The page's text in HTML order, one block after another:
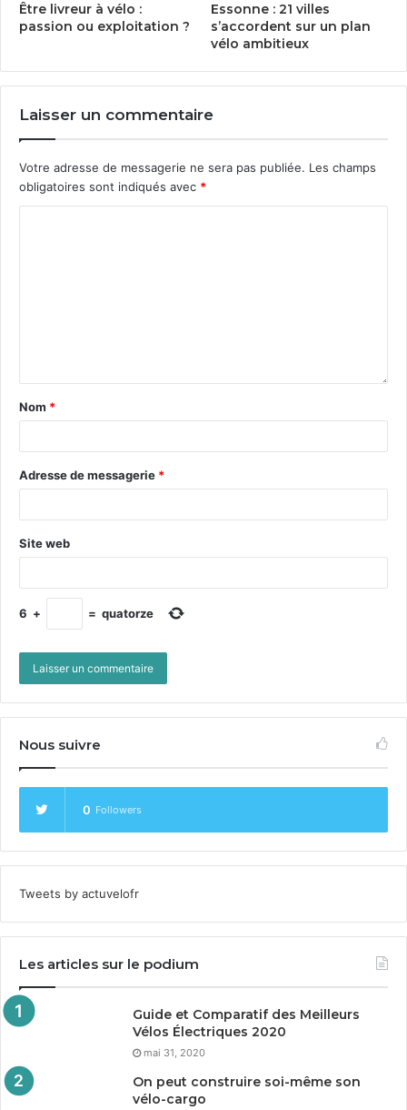
Être livreur à vélo :
passion ou exploitation ?
Essonne : 21 villes
s’accordent sur un plan
vélo ambitieux
Laisser un commentaire
Votre adresse de messagerie ne sera pas publiée. Les champs
obligatoires sont indiqués avec *
Nom *
Adresse de messagerie *
Site web
6 + = quatorze
Nous suivre
0 Followers
Tweets by actuvelofr
Les articles sur le podium
Guide et Comparatif des Meilleurs
Vélos Électriques 2020
mai 31, 2020
On peut construire soi-même son
vélo-cargo